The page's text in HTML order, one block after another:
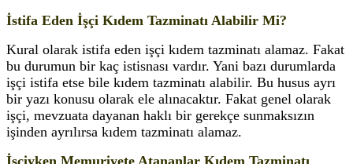
İstifa Eden İşçi Kıdem Tazminatı Alabilir Mi?
Kural olarak istifa eden işçi kıdem tazminatı alamaz. Fakat
bu durumun bir kaç istisnası vardır. Yani bazı durumlarda
işçi istifa etse bile kıdem tazminatı alabilir. Bu husus ayrı
bir yazı konusu olarak ele alınacaktır. Fakat genel olarak
işçi, mevzuata dayanan haklı bir gerekçe sunmaksızın
işinden ayrılırsa kıdem tazminatı alamaz.
İşçiyken Memuriyete Atananlar Kıdem Tazminatı